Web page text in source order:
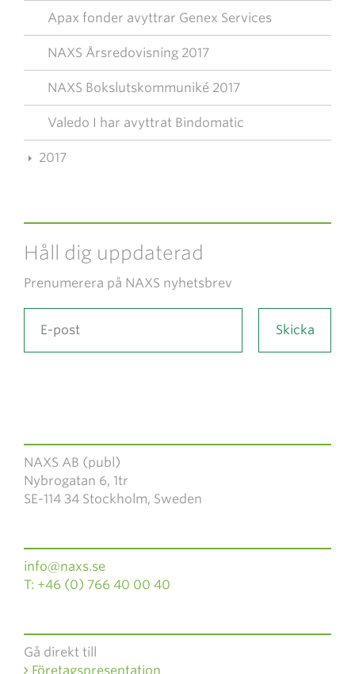
Apax fonder avyttrar Genex Services
NAXS Årsredovisning 2017
NAXS Bokslutskommuniké 2017
Valedo I har avyttrat Bindomatic
2017
Håll dig uppdaterad
Prenumerera på NAXS nyhetsbrev
NAXS AB (publ)
Nybrogatan 6, 1tr
SE-114 34 Stockholm, Sweden
info@naxs.se
T: +46 (0) 766 40 00 40
Gå direkt till
Företagspresentation